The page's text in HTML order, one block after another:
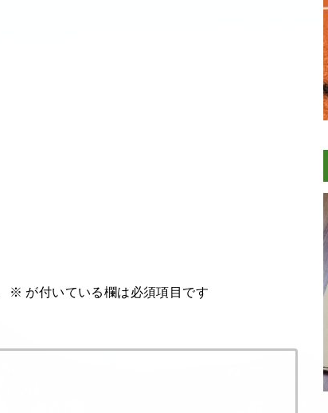
※ が付いている欄は必須項目です